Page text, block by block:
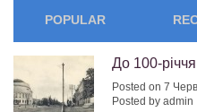
POPULAR
До 100-
Posted on 7
Posted by admin